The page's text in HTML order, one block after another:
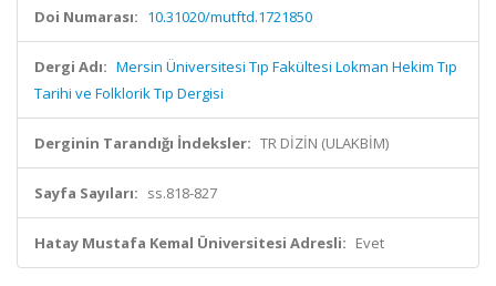
Doi Numarası: 10.31020/mutftd.1721850
Dergi Adı: Mersin Üniversitesi Tıp Fakültesi Lokman Hekim Tıp
Tarihi ve Folklorik Tıp Dergisi
Derginin Tarandığı İndeksler: TR DİZİN (ULAKBİM)
Sayfa Sayıları: ss.818-827
Hatay Mustafa Kemal Üniversitesi Adresli: Evet